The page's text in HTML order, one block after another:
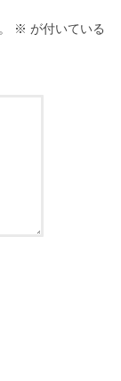
※ が付いている